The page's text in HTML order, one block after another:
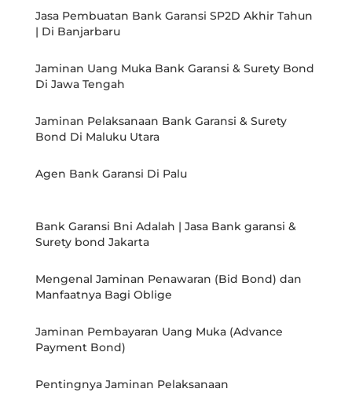
Jasa Pembuatan Bank Garansi SP2D Akhir Tahun
| Di Banjarbaru
Jaminan Uang Muka Bank Garansi & Surety Bond
Di Jawa Tengah
Jaminan Pelaksanaan Bank Garansi & Surety
Bond Di Maluku Utara
Agen Bank Garansi Di Palu
Bank Garansi Bni Adalah | Jasa Bank garansi &
Surety bond Jakarta
Mengenal Jaminan Penawaran (Bid Bond) dan
Manfaatnya Bagi Oblige
Jaminan Pembayaran Uang Muka (Advance
Payment Bond)
Pentingnya Jaminan Pelaksanaan